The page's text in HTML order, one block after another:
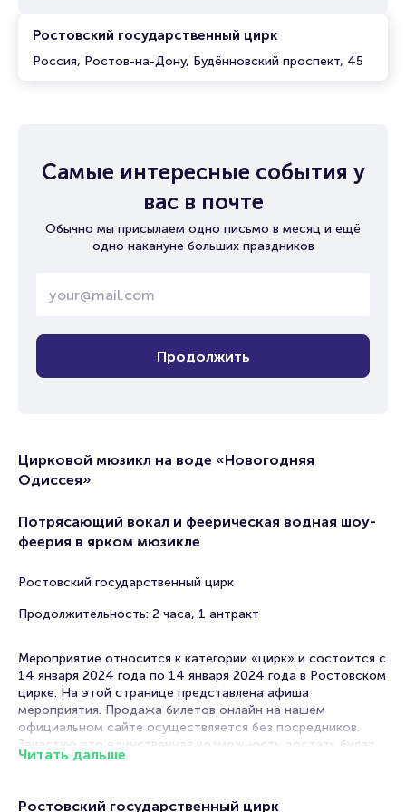
Ростовский государственный цирк
Россия, Ростов-на-Дону, Будённовский проспект, 45
Самые интересные события у
вас в почте
Обычно мы присылаем одно письмо в месяц и ещё
одно накануне больших праздников
Продолжить
Цирковой мюзикл на воде «Новогодняя
Одиссея»
Потрясающий вокал и феерическая водная шоу-
феерия в ярком мюзикле
Ростовский государственный цирк
Продолжительность: 2 часа, 1 антракт
Мероприятие относится к категории «цирк» и состоится с
14 января 2024 года по 14 января 2024 года в Ростовском
цирке. На этой странице представлена афиша
мероприятия. Продажа билетов онлайн на нашем
официальном сайте осуществляется без посредников.
Зачастую это единственная возможность достать билет
на цирковой мюзикл.
Читать дальше
Ростовский государственный цирк